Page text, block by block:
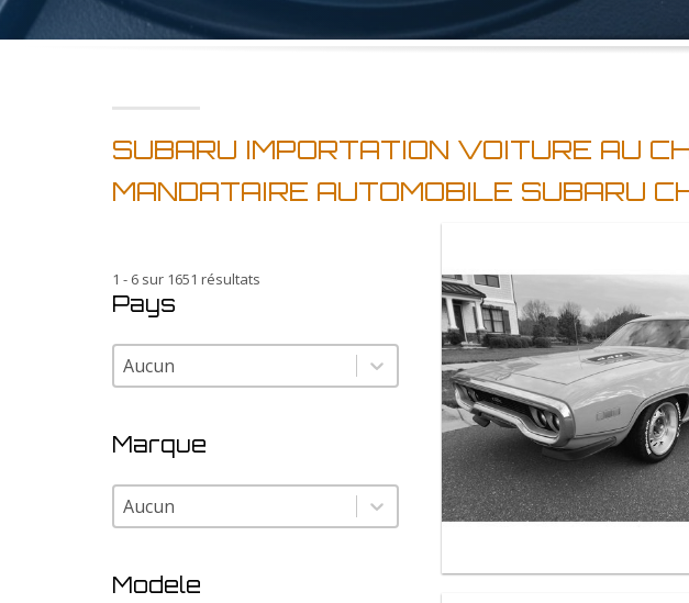
SUBARU IMPORTATION VOITURE AU
MANDATAIRE AUTOMOBILE SUBARU
1 - 6 sur 1651 résultats
Pays
Pays
Pays
Marque
Marque
Marque
Modele